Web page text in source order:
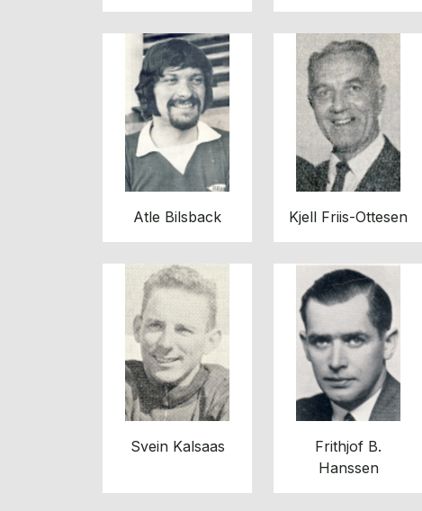
Atle Bilsback Kjell Friis-Ottesen
Svein Kalsaas
Frithjof B.
Hanssen